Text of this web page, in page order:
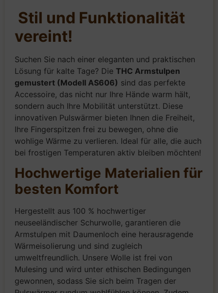
Stil und Funktionalität
vereint!
Suchen Sie nach einer eleganten und praktischen
Lösung für kalte Tage? Die THC Armstulpen
gemustert (Modell AS606) sind das perfekte
Accessoire, das nicht nur Ihre Hände warm hält,
sondern auch Ihre Mobilität unterstützt. Diese
innovativen Pulswärmer bieten Ihnen die Freiheit,
Ihre Fingerspitzen frei zu bewegen, ohne die
wohlige Wärme zu verlieren. Ideal für alle, die auch
bei frostigen Temperaturen aktiv bleiben möchten!
Hochwertige Materialien für
besten Komfort
Hergestellt aus 100 % hochwertiger
neuseeländischer Schurwolle, garantieren die
Armstulpen mit Daumenloch eine herausragende
Wärmeisolierung und sind zugleich
umweltfreundlich. Unsere Wolle ist frei von
Mulesing und wird unter ethischen Bedingungen
gewonnen, sodass Sie sich beim Tragen der